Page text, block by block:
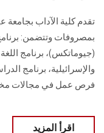
بمصروفات وتتضمن: برنامج
(جيوماتكس)، برنامج اللغة
والإسرائيلية، برنامج
فرص عمل في مجالات
اقرأ المزيد